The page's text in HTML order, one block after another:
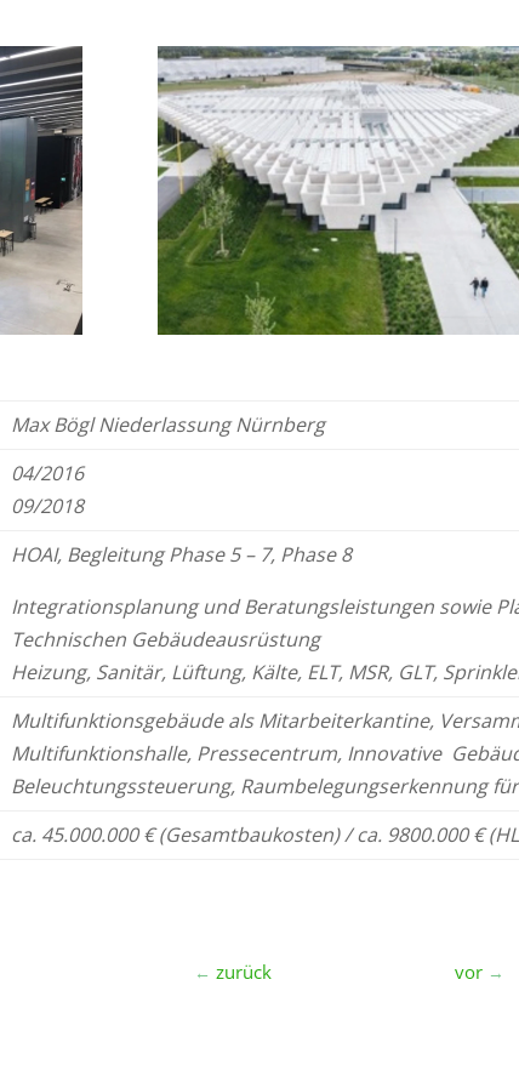
MaxBöglNiederlassung Nürnberg
04/2016
09/2018
HOAI, Begleitung Phase 5 – 7, Phase 8
Integrationsplanung und Beratungsleistungen sowie
Technischen Gebäudeausrüstung
Heizung, Sanitär, Lüftung, Kälte, ELT, MSR, GLT,
Multifunktionsgebäude als Mitarbeiterkantine,
Multifunktionshalle, Pressecentrum, Innovative
Beleuchtungssteuerung, Raumbelegungserkennung
ca. 45.000.000 € (Gesamtbaukosten) / ca. 9800.000 €
←zurück vor→